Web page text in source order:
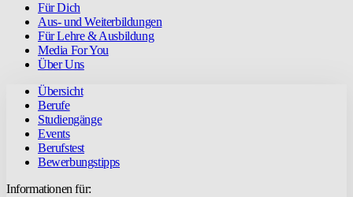
Für Dich
Aus- und Weiterbildungen
Für Lehre & Ausbildung
Media For You
Über Uns
Übersicht
Berufe
Studiengänge
Events
Berufstest
Bewerbungstipps
Informationen für: